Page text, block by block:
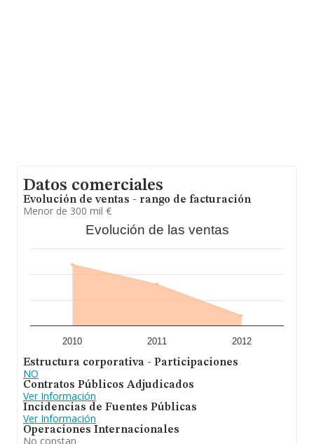
Datos comerciales
Evolución de ventas - rango de facturación
Menor de 300 mil €
Evolución de las ventas
2010 2011 2012
Estructura corporativa - Participaciones
NO
Contratos Públicos Adjudicados
Ver Información
Incidencias de Fuentes Públicas
Ver Información
Operaciones Internacionales
No constan